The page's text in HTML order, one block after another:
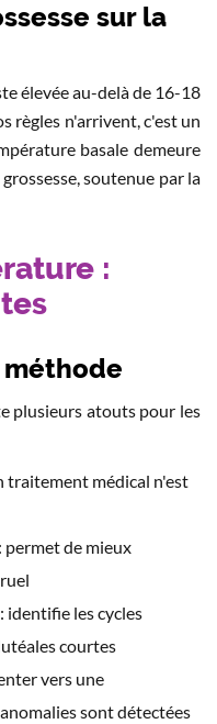
sur la
élevée au-delà de 16-18
règles n'arrivent, c'est un
basale demeure
soutenue par la
:
méthode
plusieurs atouts pour les
traitement médical n'est
: permet de mieux
: identifie les cycles
courtes
vers une
sont détectées